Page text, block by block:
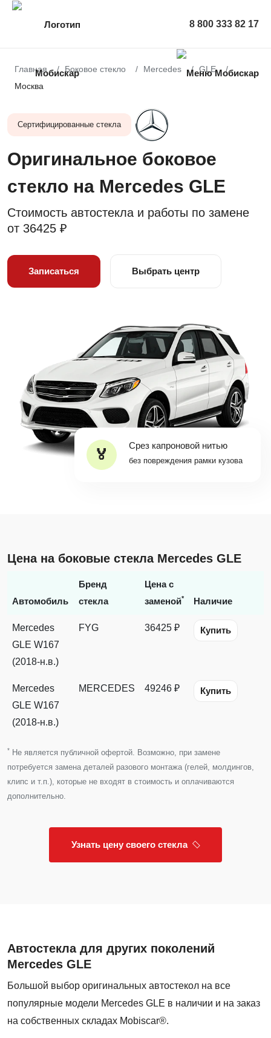
8 800 333 82 17
Главная Боковое стекло Mercedes
GLE
Москва
Сертифицированные стекла
Оригинальное боковое
стекло на Mercedes GLE
Стоимость автостекла и работы по замене
от 36425 ₽
Записаться Выбрать центр
Срез капроновой нитью
без повреждения рамки кузова
Цена на боковые стекла Mercedes GLE
Автомобиль
Бренд
стекла
Цена с
заменой* Наличие
Mercedes
GLE W167
(2018-н.в.)
FYG 36425 ₽ Купить
Mercedes
GLE W167
(2018-н.в.)
MERCEDES 49246 ₽ Купить
* Не является публичной офертой. Возможно, при замене
потребуется замена деталей разового монтажа (гелей, молдингов,
клипс и т.п.), которые не входят в стоимость и оплачиваются
дополнительно.
Узнать цену своего стекла
Автостекла для других поколений
Mercedes GLE
Большой выбор оригинальных автостекол на все
популярные модели Mercedes GLE в наличии и на заказ
на собственных складах Mobiscar®.